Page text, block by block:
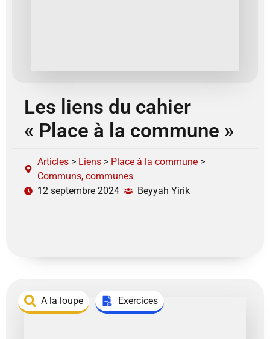
Les liens du cahier
« Place à la commune »
Articles > Liens > Place à la commune >
Communs, communes
12 septembre 2024
Beyyah Yirik
A la loupe Exercices